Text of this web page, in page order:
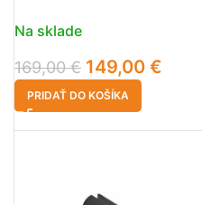
Na sklade
169,00€ 149,00 €
PRIDAŤ DO KOŠÍKA